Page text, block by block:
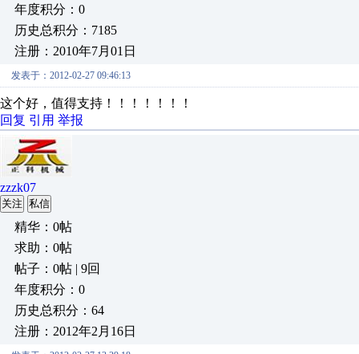
年度积分：0
历史总积分：7185
注册：2010年7月01日
发表于：2012-02-27 09:46:13
这个好，值得支持！！！！！！！
回复 引用 举报
zzzk07
关注 私信
精华：0帖
求助：0帖
帖子：0帖 | 9回
年度积分：0
历史总积分：64
注册：2012年2月16日